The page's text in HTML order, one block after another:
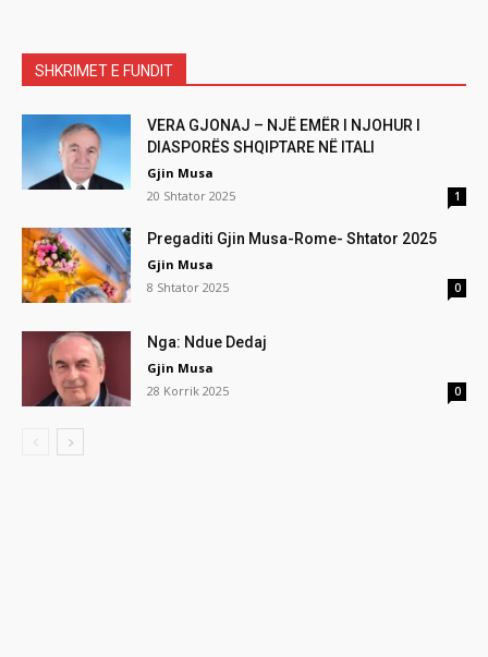
SHKRIMET E FUNDIT
VERA GJONAJ – NJË EMËR I NJOHUR I
DIASPORËS SHQIPTARE NË ITALI
Gjin Musa
20 Shtator 2025
1
Pregaditi Gjin Musa-Rome- Shtator 2025
Gjin Musa
8 Shtator 2025
0
Nga: Ndue Dedaj
Gjin Musa
28 Korrik 2025
0